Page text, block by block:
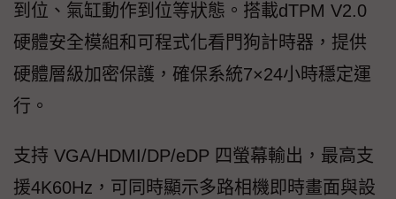
到位、氣缸動作到位等狀態。搭載dTPM V2.0
硬體安全模組和可程式化看門狗計時器，提供
硬體層級加密保護，確保系統7×24小時穩定運
行。
支持 VGA/HDMI/DP/eDP 四螢幕輸出，最高支
援4K60Hz，可同時顯示多路相機即時畫面與設